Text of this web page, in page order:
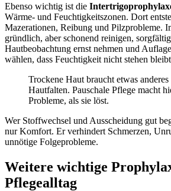
Ebenso wichtig ist die
Wärme- und Feuchtigkeitszonen. Dort
Mazerationen, Reibung und Pilzprobleme.
gründlich, aber schonend reinigen,
Hautbeobachtung ernst nehmen und
wählen, dass Feuchtigkeit nicht stehen
Trockene Haut braucht etwas anderes
Hautfalten. Pauschale Pflege macht
Probleme, als sie löst.
Wer Stoffwechsel und Ausscheidung gut
nur Komfort. Er verhindert Schmerzen,
unnötige Folgeprobleme.
Weitere wichtige
Pflegealltag